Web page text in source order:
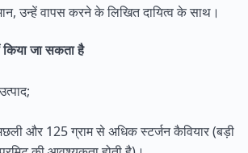
उन्हें वापस करने के लिखित दायित्व के साथ।
किया जा सकता है
और 125 ग्राम से अधिक स्टर्जन कैवियार (बड़ी